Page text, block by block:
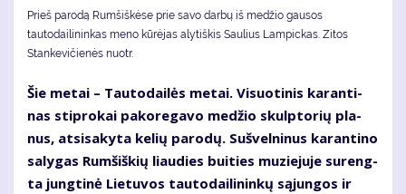
Prieš parodą Rumšiškėse prie savo darbų iš medžio gausos
tautodailininkas meno kūrėjas alytiškis Saulius Lampickas. Zitos
Stankevičienės nuotr.
Šie me­tai – Tau­to­dai­lės me­tai. Vi­suo­ti­nis ka­ran­ti­
nas stip­ro­kai pa­ko­re­ga­vo me­džio skulp­to­rių pla­
nus, at­si­sa­ky­ta ke­lių pa­ro­dų. Su­švel­ni­nus ka­ran­ti­no
sa­ly­gas Rum­šiš­kių liau­dies bui­ties mu­zie­ju­je su­reng­
ta jung­ti­nė Lie­tu­vos tau­to­dai­li­nin­kų są­jun­gos ir